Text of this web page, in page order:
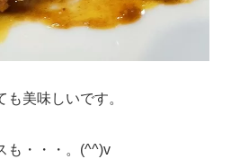
美味しいです。
も・・・。(^^)v